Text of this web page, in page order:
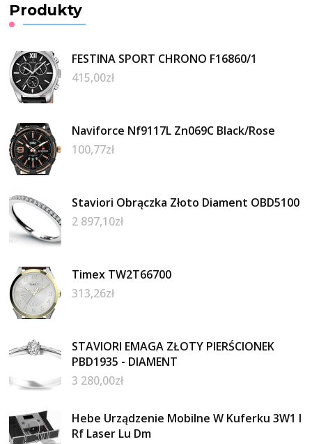
Produkty
FESTINA SPORT CHRONO F16860/1
415,00zł
Naviforce Nf9117L Zn069C Black/Rose
100,77zł
Staviori Obrączka Złoto Diament OBD5100
2 897,10zł
Timex TW2T66700
313,26zł
STAVIORI EMAGA ZŁOTY PIERŚCIONEK
PBD1935 - DIAMENT
3 280,00zł
Hebe Urządzenie Mobilne W Kuferku 3W1 I
Rf Laser Lu Dm